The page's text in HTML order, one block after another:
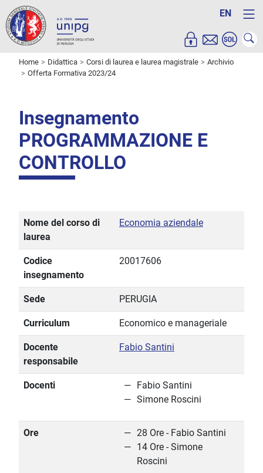
EN
Home Didattica Corsi di laurea e laurea magistrale
Archivio
Offerta Formativa 2023/24
Insegnamento
PROGRAMMAZIONE E
CONTROLLO
Nome del corso di
laurea
Economia aziendale
Codice
insegnamento
20017606
Sede PERUGIA
Curriculum Economico e manageriale
Docente
responsabile
Fabio Santini
Docenti
Fabio Santini
Simone Roscini
Ore
28 Ore - Fabio Santini
14 Ore - Simone
Roscini